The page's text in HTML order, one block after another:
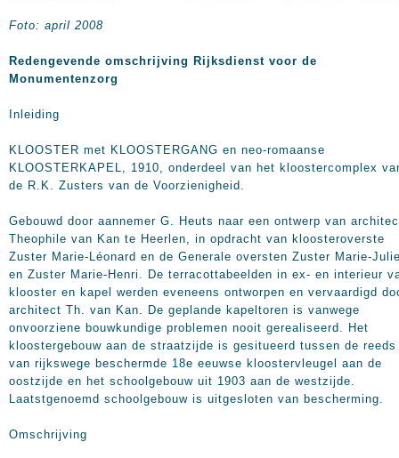
Foto: april 2008
Redengevende omschrijving Rijksdienst voor de
Monumentenzorg
Inleiding
KLOOSTER met KLOOSTERGANG en neo-romaanse
KLOOSTERKAPEL, 1910, onderdeel van het kloostercomplex
de R.K. Zusters van de Voorzienigheid.
Gebouwd door aannemer G. Heuts naar een ontwerp van
Theophile van Kan te Heerlen, in opdracht van kloosteroverste
Zuster Marie-Léonard en de Generale oversten Zuster Marie-
en Zuster Marie-Henri. De terracottabeelden in ex- en interieur
klooster en kapel werden eveneens ontworpen en vervaardigd
architect Th. van Kan. De geplande kapeltoren is vanwege
onvoorziene bouwkundige problemen nooit gerealiseerd. Het
kloostergebouw aan de straatzijde is gesitueerd tussen de reeds
van rijkswege beschermde 18e eeuwse kloostervleugel aan de
oostzijde en het schoolgebouw uit 1903 aan de westzijde.
Laatstgenoemd schoolgebouw is uitgesloten van bescherming.
Omschrijving